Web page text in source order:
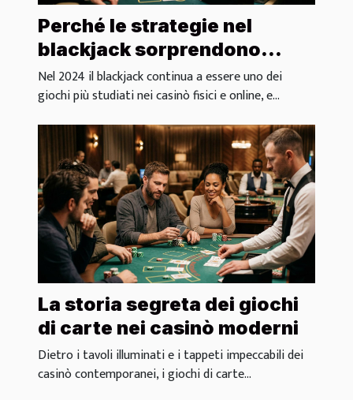
Perché le strategie nel
blackjack sorprendono
anche gli esperti di casinò?
Nel 2024 il blackjack continua a essere uno dei
giochi più studiati nei casinò fisici e online, e...
La storia segreta dei giochi
di carte nei casinò moderni
Dietro i tavoli illuminati e i tappeti impeccabili dei
casinò contemporanei, i giochi di carte...